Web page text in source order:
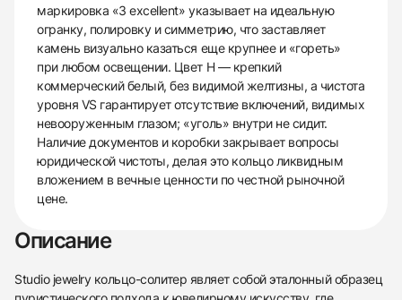
маркировка «3 excellent» указывает на идеальную
огранку, полировку и симметрию, что заставляет
камень визуально казаться еще крупнее и «гореть»
при любом освещении. Цвет H — крепкий
коммерческий белый, без видимой желтизны, а чистота
уровня VS гарантирует отсутствие включений, видимых
невооруженным глазом; «уголь» внутри не сидит.
Наличие документов и коробки закрывает вопросы
юридической чистоты, делая это кольцо ликвидным
вложением в вечные ценности по честной рыночной
цене.
Описание
Studio jewelry кольцо-солитер являет собой эталонный образец